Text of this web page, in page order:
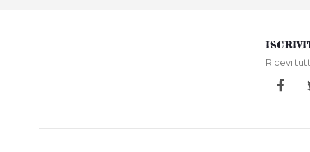
Ricevi